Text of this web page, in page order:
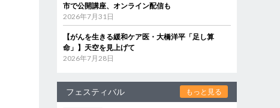
市で公開講座、オンライン配信も
2026年7月31日
【がんを生きる緩和ケア医・大橋洋平「足し算
命」】天空を見上げて
2026年7月28日
フェスティバル もっと見る